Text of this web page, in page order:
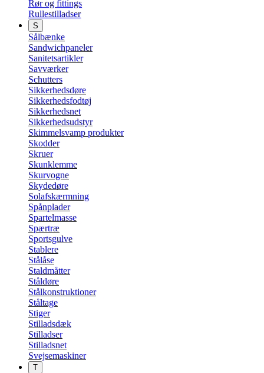
Rør og fittings
Rullestilladser
S
Sålbænke
Sandwichpaneler
Sanitetsartikler
Savværker
Schutters
Sikkerhedsdøre
Sikkerhedsfodtøj
Sikkerhedsnet
Sikkerhedsudstyr
Skimmelsvamp produkter
Skodder
Skruer
Skunklemme
Skurvogne
Skydedøre
Solafskærmning
Spånplader
Spartelmasse
Spærtræ
Sportsgulve
Stablere
Stålåse
Staldmåtter
Ståldøre
Stålkonstruktioner
Ståltage
Stiger
Stilladsdæk
Stilladser
Stilladsnet
Svejsemaskiner
T